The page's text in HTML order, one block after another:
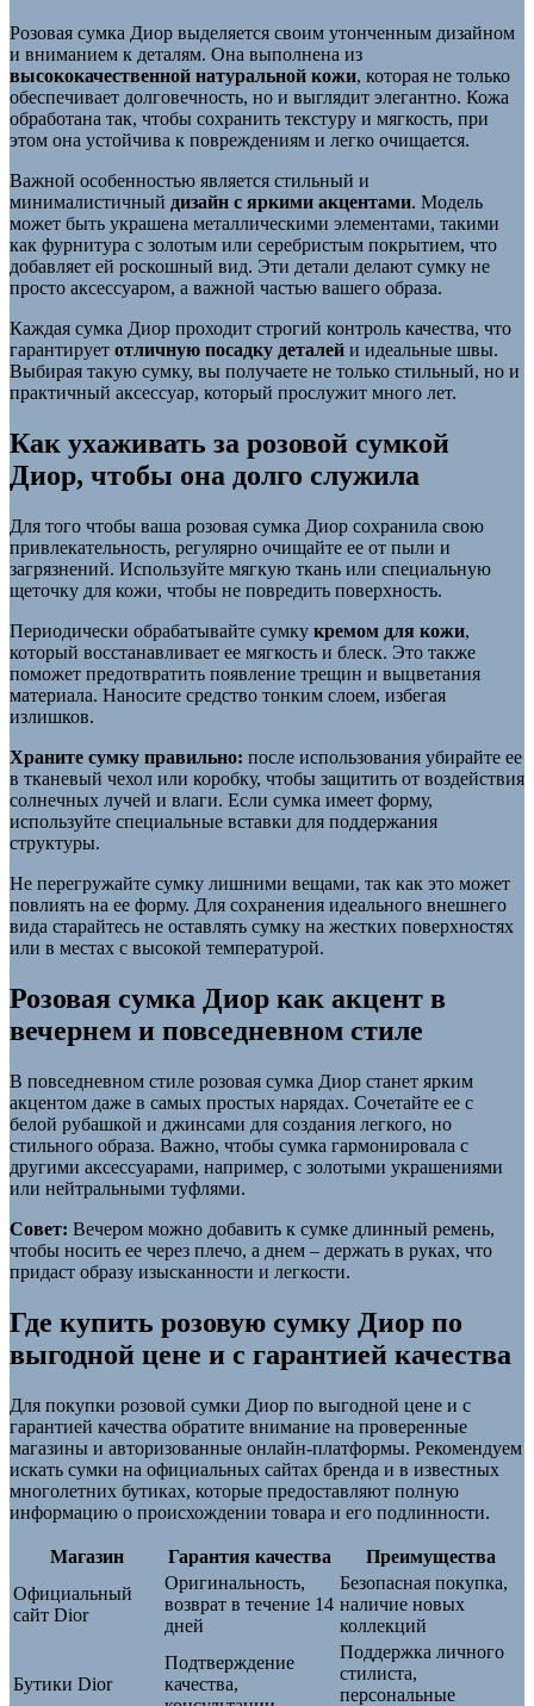
Розовая сумка Диор выделяется своим утонченным дизайном
и вниманием к деталям. Она выполнена из
высококачественной натуральной кожи, которая не только
обеспечивает долговечность, но и выглядит элегантно. Кожа
обработана так, чтобы сохранить текстуру и мягкость, при
этом она устойчива к повреждениям и легко очищается.
Важной особенностью является стильный и
минималистичный дизайн с яркими акцентами. Модель
может быть украшена металлическими элементами, такими
как фурнитура с золотым или серебристым покрытием, что
добавляет ей роскошный вид. Эти детали делают сумку не
просто аксессуаром, а важной частью вашего образа.
Каждая сумка Диор проходит строгий контроль качества, что
гарантирует отличную посадку деталей и идеальные швы.
Выбирая такую сумку, вы получаете не только стильный, но и
практичный аксессуар, который прослужит много лет.
Как ухаживать за розовой сумкой
Диор, чтобы она долго служила
Для того чтобы ваша розовая сумка Диор сохранила свою
привлекательность, регулярно очищайте ее от пыли и
загрязнений. Используйте мягкую ткань или специальную
щеточку для кожи, чтобы не повредить поверхность.
Периодически обрабатывайте сумку кремом для кожи,
который восстанавливает ее мягкость и блеск. Это также
поможет предотвратить появление трещин и выцветания
материала. Наносите средство тонким слоем, избегая
излишков.
Храните сумку правильно: после использования убирайте ее
в тканевый чехол или коробку, чтобы защитить от воздействия
солнечных лучей и влаги. Если сумка имеет форму,
используйте специальные вставки для поддержания
структуры.
Не перегружайте сумку лишними вещами, так как это может
повлиять на ее форму. Для сохранения идеального внешнего
вида старайтесь не оставлять сумку на жестких поверхностях
или в местах с высокой температурой.
Розовая сумка Диор как акцент в
вечернем и повседневном стиле
В повседневном стиле розовая сумка Диор станет ярким
акцентом даже в самых простых нарядах. Сочетайте ее с
белой рубашкой и джинсами для создания легкого, но
стильного образа. Важно, чтобы сумка гармонировала с
другими аксессуарами, например, с золотыми украшениями
или нейтральными туфлями.
Совет: Вечером можно добавить к сумке длинный ремень,
чтобы носить ее через плечо, а днем – держать в руках, что
придаст образу изысканности и легкости.
Где купить розовую сумку Диор по
выгодной цене и с гарантией качества
Для покупки розовой сумки Диор по выгодной цене и с
гарантией качества обратите внимание на проверенные
магазины и авторизованные онлайн-платформы. Рекомендуем
искать сумки на официальных сайтах бренда и в известных
многолетних бутиках, которые предоставляют полную
информацию о происхождении товара и его подлинности.
Магазин Гарантия качества
Преимущества
Официальный
сайт Dior
Оригинальность,
возврат в течение 14
дней
Безопасная покупка,
наличие новых
коллекций
Бутики Dior
Подтверждение
качества,
Поддержка личного
стилиста,
персональные